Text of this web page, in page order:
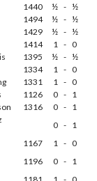
1440 ½ - ½
1494 ½ - ½
1429 ½ - ½
1414 1 - 0
1395 ½ - ½
1334 1 - 0
1331 1 - 0
1126 0 - 1
1316 0 - 1
0 - 1
1167 1 - 0
1196 0 - 1